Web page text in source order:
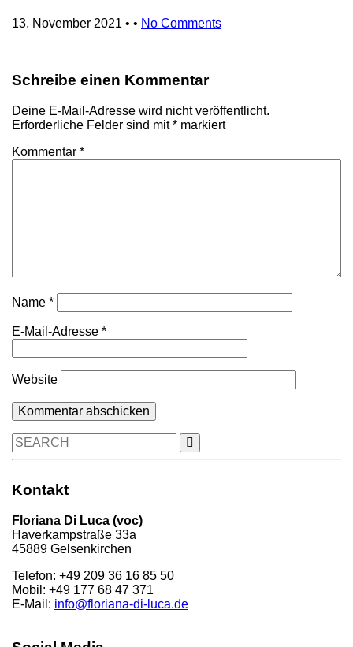
13. November 2021 • • No Comments
Schreibe einen Kommentar
Deine E-Mail-Adresse wird nicht veröffentlicht.
Erforderliche Felder sind mit* markiert
Kommentar *
Name *
E-Mail-Adresse *
Website
Search
for:
Kontakt
Floriana Di Luca (voc)
Haverkampstraße 33a
45889 Gelsenkirchen
Telefon: +49 209 36 16 85 50
Mobil: +49 177 68 47 371
E-Mail: info@floriana-di-luca.de